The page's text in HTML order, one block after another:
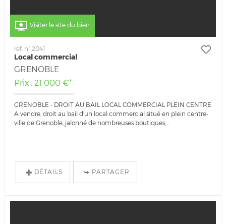
Visiter le site du bien
ref. n° 2041
Local commercial
GRENOBLE
Prix : 21 000 €*
GRENOBLE - DROIT AU BAIL LOCAL COMMERCIAL PLEIN CENTRE
A vendre, droit au bail d'un local commercial situé en plein centre-
ville de Grenoble, jalonné de nombreuses boutiques,...
DÉTAILS PARTAGER